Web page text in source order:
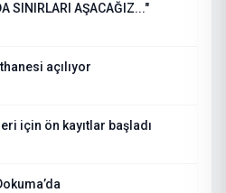
SINIRLARI AŞACAĞIZ..."
açılıyor
için ön kayıtlar başladı